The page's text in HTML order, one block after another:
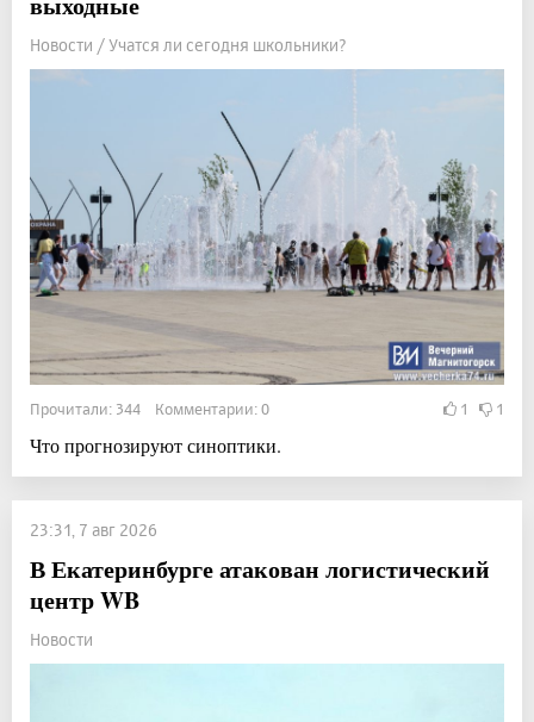
Новости / Учатся ли сегодня школьники?
Прочитали: 344 Комментарии: 0 1 1
Что прогнозируют синоптики.
23:31, 7 авг 2026
В Екатеринбурге атакован логистический
центр WB
Новости